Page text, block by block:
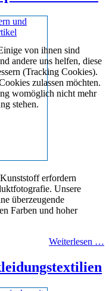
erfordern
Unsere
überzeugende
Farben und hoher
Weiterlesen …
von ihnen sind
andere uns helfen, diese
(Tracking Cookies).
zulassen möchten.
womöglich nicht mehr
stehen.